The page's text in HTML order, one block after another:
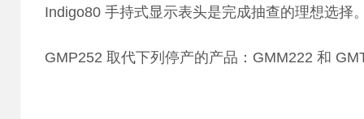
Indigo80 手持式显示表头是完成抽查的理想选择
GMP252 取代下列停产的产品：GMM222 和